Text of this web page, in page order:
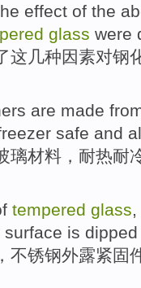
effect of the
glass were
这 几种因素对钢
are made
safe and
璃材料， 耐热耐
tempered glass
surface is dipped
， 不锈钢外露紧固